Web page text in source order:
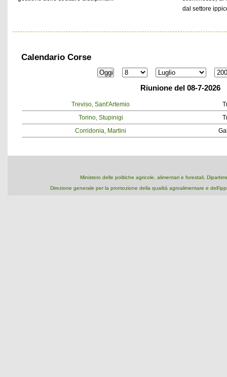
dal settore
Calendario Corse
Riunione del 08-7-2026
Treviso, Sant'Artemio
Torino, Stupinigi
Corridonia, Martini
Ministero delle politiche agricole, alimentari e forestali,
Direzione generale per la promozione della qualità agroalimentare e